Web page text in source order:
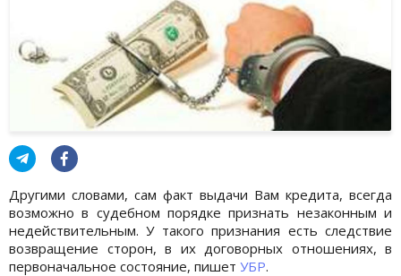
Другими словами, сам факт выдачи Вам кредита, всегда
возможно в судебном порядке признать незаконным и
недействительным. У такого признания есть следствие
возвращение сторон, в их договорных отношениях, в
первоначальное состояние, пишет УБР.